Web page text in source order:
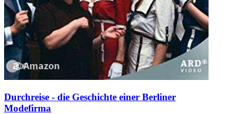
Durchreise - die Geschichte einer Berliner
Modefirma